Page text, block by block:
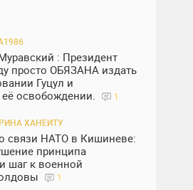
: Президент
просто ОБЯЗАНА издать
Гуцул и
освобождении.
1
ХАНЕИТУ
связи НАТО в Кишиневе:
принципа
шаг к военной
1